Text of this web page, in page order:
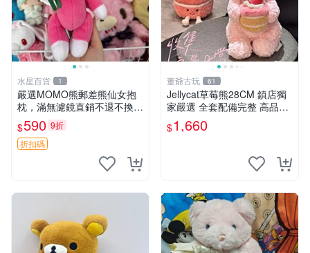
水星百貨 1
嚴選MOMO熊郵差熊仙女抱
枕，滿無濾鏡直銷不退不換
經典造型可愛必備 紅薯啵啵
間抱枕 抱枕 時尚
$590 9折
折扣碼
董爺古玩 61
Jellycat草莓熊28CM 鎮店獨
家嚴選 全套配備完整 高品質
收藏好物 紋章 玩具熊 定制熊
$1,660